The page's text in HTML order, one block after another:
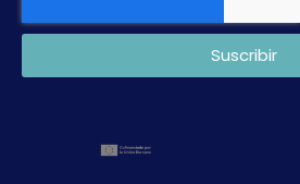
Suscribir